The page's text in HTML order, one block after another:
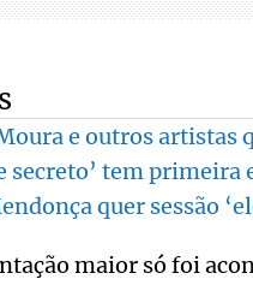
e outros artistas
secreto’ tem
quer sessão
maior só foi